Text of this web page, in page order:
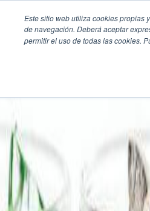
Este sitio web utiliza cookies propias
de navegación. Deberá aceptar
permitir el uso de todas las cookies.